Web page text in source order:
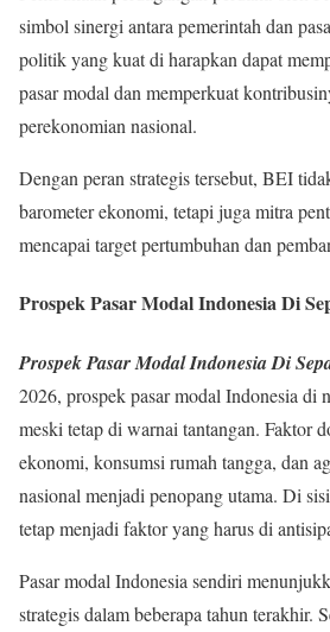
simbol sinergi antara pemerintah dan
politik yang kuat di harapkan dapat
pasar modal dan memperkuat
perekonomian nasional.
Dengan peran strategis tersebut, BEI
barometer ekonomi, tetapi juga mitra
mencapai target pertumbuhan dan
Prospek Pasar Modal Indonesia Di
Prospek Pasar Modal Indonesia Di
2026, prospek pasar modal Indonesia di
meski tetap di warnai tantangan. Faktor
ekonomi, konsumsi rumah tangga, dan
nasional menjadi penopang utama. Di
tetap menjadi faktor yang harus di
Pasar modal Indonesia sendiri
strategis dalam beberapa tahun terakhir.